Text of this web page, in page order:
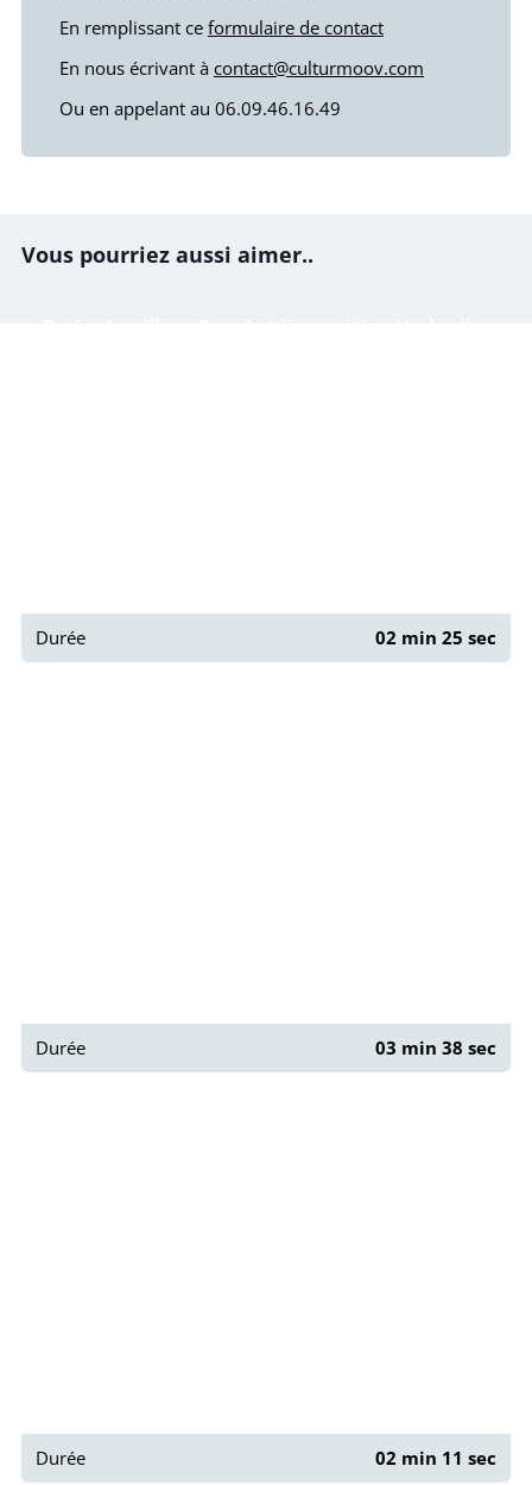
En remplissant ce formulaire de contact
En nous écrivant à contact@culturmoov.com
Ou en appelant au 06.09.46.16.49
Vous pourriez aussi aimer..
Durée 02 min 25 sec
Durée 03 min 38 sec
Durée 02 min 11 sec